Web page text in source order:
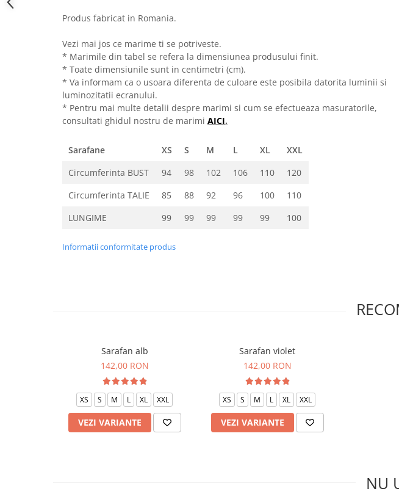
Produs fabricat in Romania.
Vezi mai jos ce marime ti se potriveste.
* Marimile din tabel se refera la dimensiunea produsului finit.
* Toate dimensiunile sunt in centimetri (cm).
* Va informam ca o usoara diferenta de culoare este posibila datorita luminii si
luminozitatii ecranului.
* Pentru mai multe detalii despre marimi si cum se efectueaza masuratorile,
consultati ghidul nostru de marimi AICI.
Sarafane XS S M L XL
XXL
Circumferinta BUST
94 98 102 106 110
120
Circumferinta TALIE
85 88 92 96 100
110
LUNGIME
99 99 99 99 99 100
Informatii conformitate produs
Sarafan alb
142,00 RON
XS S M L XL XXL
VEZI VARIANTE
Sarafan violet
142,00 RON
XS S M L XL XXL
VEZI VARIANTE
NU